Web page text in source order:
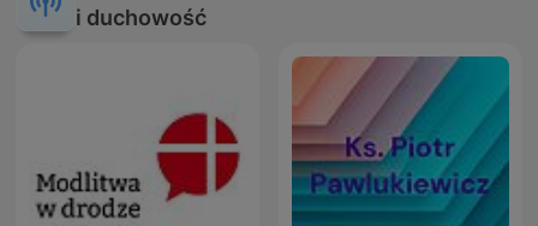
i duchowość